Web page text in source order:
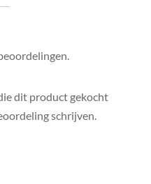
dit product gekocht
schrijven.